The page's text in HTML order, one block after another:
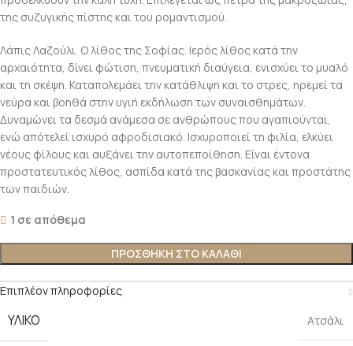
της συζυγικής πίστης και του ρομαντισμού.
Λάπις Λαζούλι. Ο λίθος της Σοφίας. Ιερός λίθος κατά την
αρχαιότητα, δίνει φώτιση, πνευματική διαύγεια, ενισχύει το μυαλό
και τη σκέψη. Καταπολεμάει την κατάθλιψη και το στρες, ηρεμεί τα
νεύρα και βοηθά στην υγιή εκδήλωση των συναισθημάτων.
Δυναμώνει τα δεσμά ανάμεσα σε ανθρώπους που αγαπιούνται,
ενώ απότελεί ισχυρό αφροδισιακό. Ισχυροποιεί τη φιλία, ελκύει
νέους φίλους και αυξάνει την αυτοπεποίθηση. Είναι έντονα
προστατευτικός λίθος, ασπίδα κατά της βασκανίας και προστάτης
των παιδιών.
1 σε απόθεμα
ΠΡΟΣΘΉΚΗ ΣΤΟ ΚΑΛΆΘΙ
Επιπλέον πληροφορίες
ΥΛΙΚΌ Ατσάλι